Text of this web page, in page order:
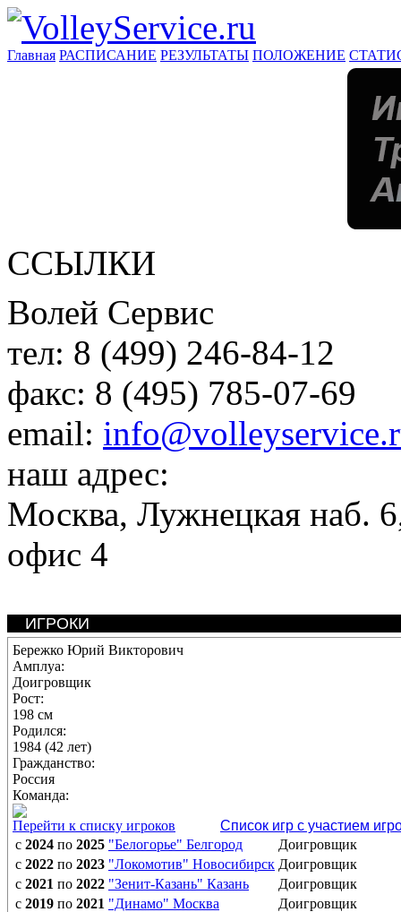
Главная РАСПИСАНИЕ РЕЗУЛЬТАТЫ ПОЛОЖЕНИЕ
ССЫЛКИ
Волей Сервис
тел: 8 (499) 246-84-12
факс: 8 (495) 785-07-69
email:
наш адрес:
Москва, Лужнецкая наб.
офис 4
ИГРОКИ
Бережко Юрий Викторович
Амплуа:
Доигровщик
Рост:
198 см
Родился:
1984 (42 лет)
Гражданство:
Россия
Команда:
Перейти к списку игроков
Список игр с участием
с 2024 по 2025 "Белогорье" Белгород
Доигровщик
с 2022 по 2023 "Локомотив" Новосибирск Доигровщик
с 2021 по 2022 "Зенит-Казань" Казань
Доигровщик
с 2019 по 2021 "Динамо" Москва
Доигровщик